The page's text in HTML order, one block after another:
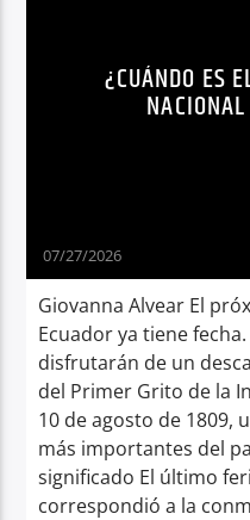
NOTICIAS
SÍNTESIS
¿CUÁNDO ES
07/27/2026
Giovanna Alvear El
Ecuador ya tiene
disfrutarán de un
del Primer Grito de la
10 de agosto de 1809,
más importantes del
significado El último
correspondió a la